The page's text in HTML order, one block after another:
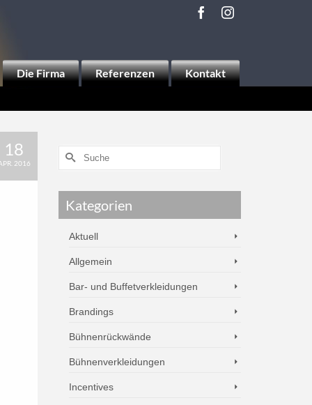
Die Firma Referenzen Kontakt
18
2016
Kategorien
Aktuell
Allgemein
Bar- und Buffetverkleidungen
Brandings
Bühnenrückwände
Bühnenverkleidungen
Incentives